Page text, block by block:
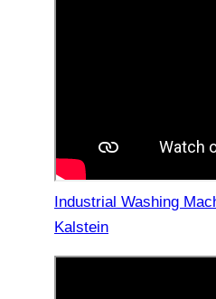
Industrial Washing
Kalstein